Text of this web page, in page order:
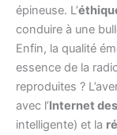
épineuse. L’
conduire à une
Enfin, la qualité
essence de la
reproduites ?
avec l’Internet
intelligente) et la